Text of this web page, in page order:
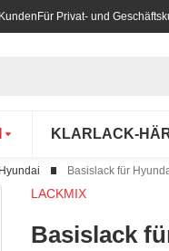
Für Privat- und
KLARLACK-
Basislack für
LACKMIX
Basislack